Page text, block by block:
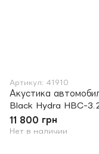
Артикул: 41910
Акустика
Black Hydra HBC-
11 800 грн
Нет в наличии